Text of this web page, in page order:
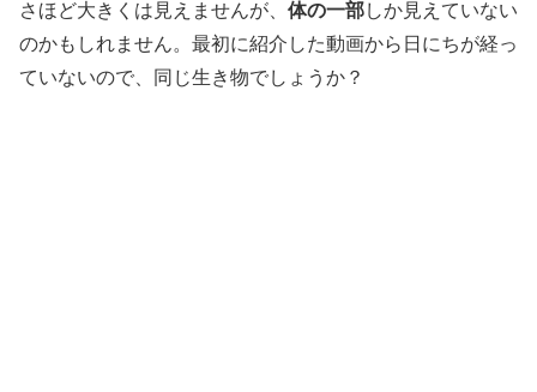
さほど大きくは見えませんが、 体の一部しか見えていない
のかもしれません。最初に紹介した動画から日にちが経っ
ていないので、同じ生き物でしょうか？